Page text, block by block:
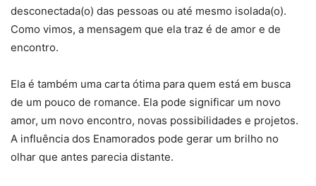
desconectada(o) das pessoas ou até mesmo isolada(o).
Como vimos, a mensagem que ela traz é de amor e de
encontro.
Ela é também uma carta ótima para quem está em busca
de um pouco de romance. Ela pode significar um novo
amor, um novo encontro, novas possibilidades e projetos.
A influência dos Enamorados pode gerar um brilho no
olhar que antes parecia distante.